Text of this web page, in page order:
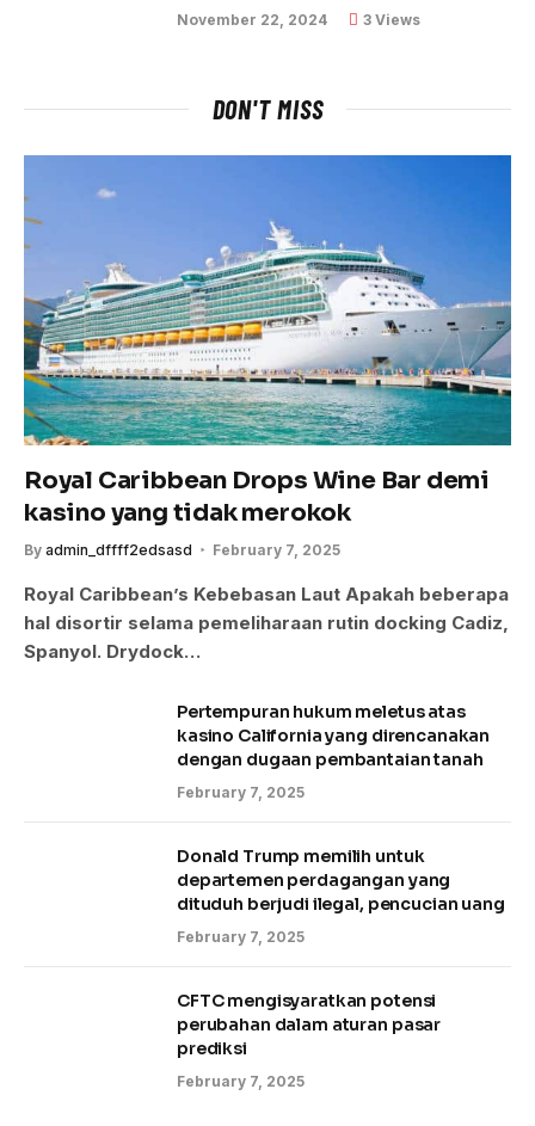
November 22, 2024 3 Views
DON'T MISS
Royal Caribbean Drops Wine Bar demi
kasino yang tidak merokok
By admin_dffff2edsasd February 7, 2025
Royal Caribbean’s Kebebasan Laut Apakah beberapa
hal disortir selama pemeliharaan rutin docking Cadiz,
Spanyol. Drydock…
Pertempuran hukum meletus atas
kasino California yang direncanakan
dengan dugaan pembantaian tanah
February 7, 2025
Donald Trump memilih untuk
departemen perdagangan yang
dituduh berjudi ilegal, pencucian uang
February 7, 2025
CFTC mengisyaratkan potensi
perubahan dalam aturan pasar
prediksi
February 7, 2025